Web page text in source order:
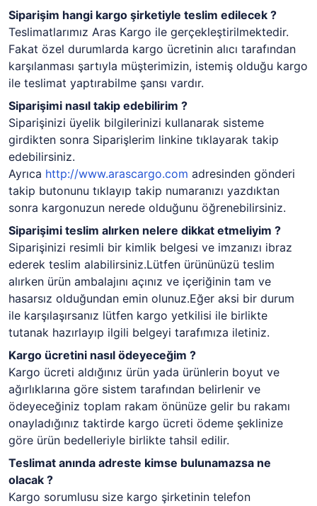
Siparişim hangi kargo şirketiyle teslim edilecek ?
Teslimatlarımız Aras Kargo ile gerçekleştirilmektedir.
Fakat özel durumlarda kargo ücretinin alıcı tarafından
karşılanması şartıyla müşterimizin, istemiş olduğu kargo
ile teslimat yaptırabilme şansı vardır.
Siparişimi nasıl takip edebilirim ?
Siparişinizi üyelik bilgilerinizi kullanarak sisteme
girdikten sonra Siparişlerim linkine tıklayarak takip
edebilirsiniz.
Ayrıca http://www.arascargo.com adresinden gönderi
takip butonunu tıklayıp takip numaranızı yazdıktan
sonra kargonuzun nerede olduğunu öğrenebilirsiniz.
Siparişimi teslim alırken nelere dikkat etmeliyim ?
Siparişinizi resimli bir kimlik belgesi ve imzanızı ibraz
ederek teslim alabilirsiniz.Lütfen ürününüzü teslim
alırken ürün ambalajını açınız ve içeriğinin tam ve
hasarsız olduğundan emin olunuz.Eğer aksi bir durum
ile karşılaşırsanız lütfen kargo yetkilisi ile birlikte
tutanak hazırlayıp ilgili belgeyi tarafımıza iletiniz.
Kargo ücretini nasıl ödeyeceğim ?
Kargo ücreti aldığınız ürün yada ürünlerin boyut ve
ağırlıklarına göre sistem tarafından belirlenir ve
ödeyeceğiniz toplam rakam önünüze gelir bu rakamı
onayladığınız taktirde kargo ücreti ödeme şeklinize
göre ürün bedelleriyle birlikte tahsil edilir.
Teslimat anında adreste kimse bulunamazsa ne
olacak ?
Kargo sorumlusu size kargo şirketinin telefon